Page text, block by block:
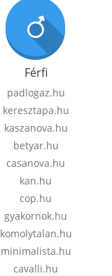
Férfi
padlogaz.hu
keresztapa.hu
kaszanova.hu
betyar.hu
casanova.hu
kan.hu
cop.hu
gyakornok.hu
komolytalan.hu
minimalista.hu
cavalli.hu